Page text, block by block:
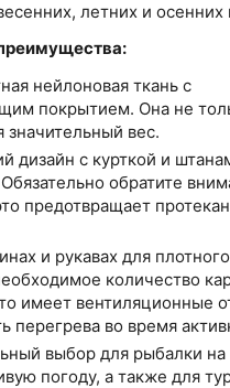
летних и осенних
нейлоновая ткань с
покрытием. Она не
значительный вес.
дизайн с курткой и
обратите
предотвращает
и рукавах для
количество
имеет вентиляционные
во время
выбор для рыбалки на
погоду, а также для